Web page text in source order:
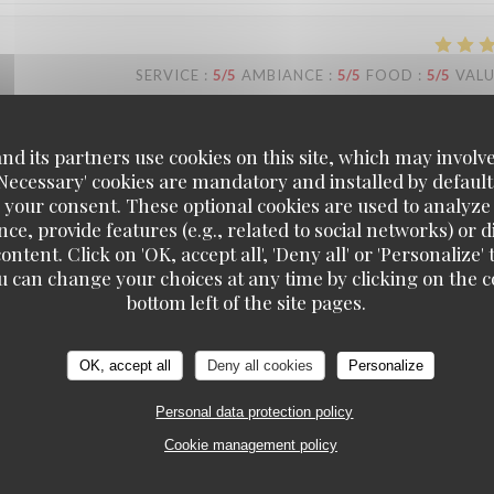
its partners use cookies on this site, which may
cookies are mandatory and installed by
consent. These optional cookies are used to
provide features (e.g., related to social networks) or
Click on 'OK, accept all', 'Deny all' or 'Personalize'
can change your choices at any time by clicking on the
bottom left of the site pages.
OK, accept all Deny all cookies Personalize
Personal data protection policy
Cookie management policy
SERVICE : 5/5 AMBIANCE : 5/5 FOOD : 5/5
bediening die er echt een persoonlijk tintje aan geven door je
enorm deugd te horen dat u zich zo welkom hebt gevoeld. Onze
te geven, en het is bijzonder fijn dat u dit zo hebt ervaren. We
SERVICE: 5/5 AMBIANCE: 5/5 FOOD: 5
at a high level. A good and reasonably priced wine list. We